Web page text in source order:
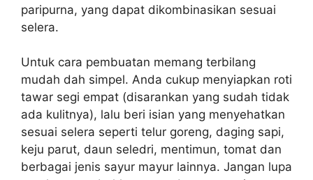
paripurna, yang dapat dikombinasikan sesuai
selera.
Untuk cara pembuatan memang terbilang
mudah dah simpel. Anda cukup menyiapkan roti
tawar segi empat (disarankan yang sudah tidak
ada kulitnya), lalu beri isian yang menyehatkan
sesuai selera seperti telur goreng, daging sapi,
keju parut, daun seledri, mentimun, tomat dan
berbagai jenis sayur mayur lainnya. Jangan lupa